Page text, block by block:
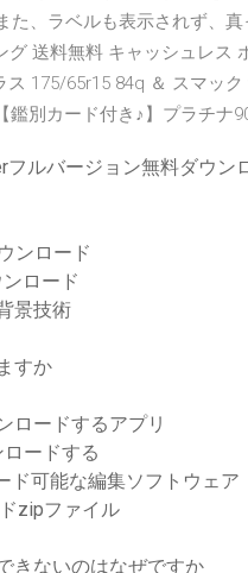
た、ラベルも表示されず、
送料無料 キャッシュレス
175/65r15 84q ＆ スマック
別カード付き♪】プラチナ
ルバージョン無料ダウン
ンロード
ロード
景技術
すか
ロードするアプリ
ードする
ド可能な編集ソフトウェア
zipファイル
きないのはなぜですか